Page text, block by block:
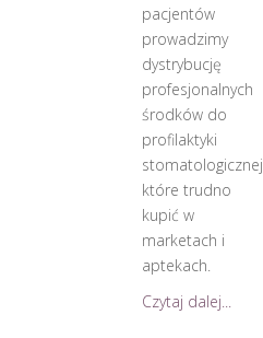
pacjentów
prowadzimy
dystrybucję
profesjonalnych
środków do
profilaktyki
stomatologicznej
które trudno
kupić w
marketach i
aptekach.
Czytaj dalej...